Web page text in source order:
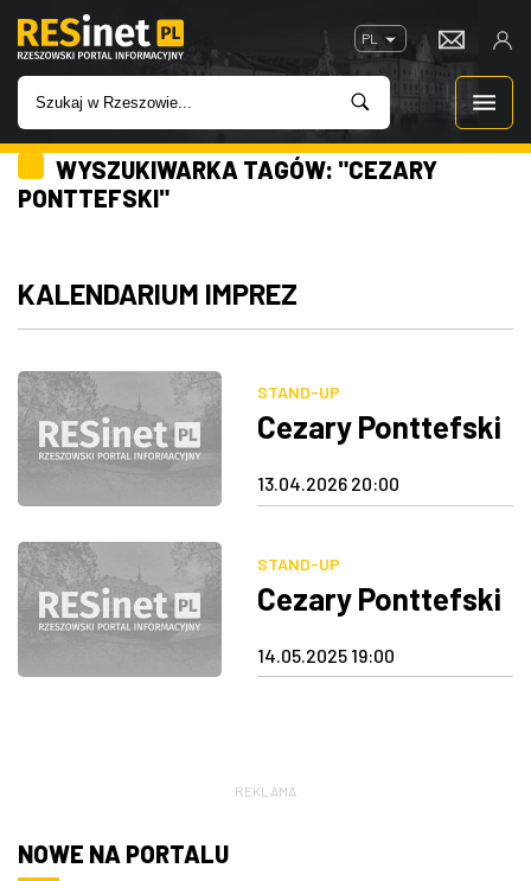
PL
WIADOMOŚCI
IMPREZY
ROZRYWKA
W KINACH
GASTRONOMIA
ZDJĘCIA
W RZESZOWIE
WYSZUKIWARKA TAGÓW: "CEZARY
PONTTEFSKI"
KALENDARIUM IMPREZ
STAND-UP
Cezary Ponttefski
13.04.2026 20:00
STAND-UP
Cezary Ponttefski
14.05.2025 19:00
REKLAMA
NOWE NA PORTALU